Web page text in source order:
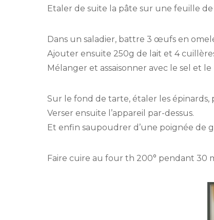
Etaler de suite la pâte sur une feuille
Dans un saladier, battre 3 œufs en
Ajouter ensuite 250g de lait et 4
Mélanger et assaisonner avec le sel et le
Sur le fond de tarte, étaler les
Verser ensuite l’appareil par-dessus.
Et enfin saupoudrer d’une poignée de
Faire cuire au four th 200° pendant 30